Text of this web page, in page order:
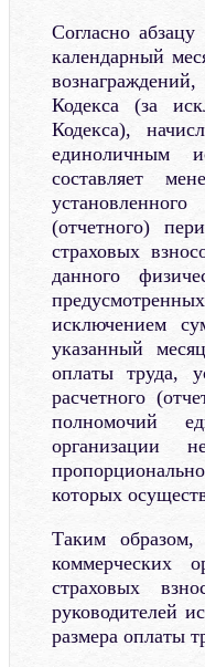
Согласно
календарный
Кодекса (за
Кодекса),
единоличным
составляет
(отчетного)
страховых
данного
исключением
указанный
оплаты труда,
расчетного
полномочий
организации
которых
Таким
коммерческих
страховых
руководителей
размера оплаты